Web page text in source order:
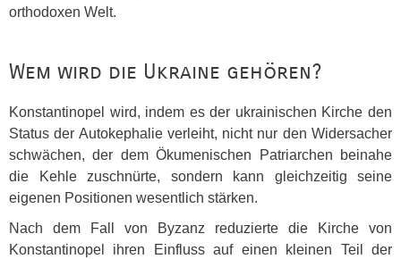
orthodoxen Welt.
Wem wird die Ukraine gehören?
Konstantinopel wird, indem es der ukrainischen Kirche den
Status der Autokephalie verleiht, nicht nur den Widersacher
schwächen, der dem Ökumenischen Patriarchen beinahe
die Kehle zuschnürte, sondern kann gleichzeitig seine
eigenen Positionen wesentlich stärken.
Nach dem Fall von Byzanz reduzierte die Kirche von
Konstantinopel ihren Einfluss auf einen kleinen Teil der